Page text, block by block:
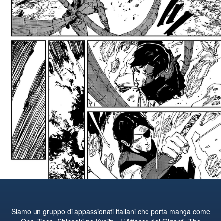
Siamo un gruppo di appassionati italiani che porta manga come